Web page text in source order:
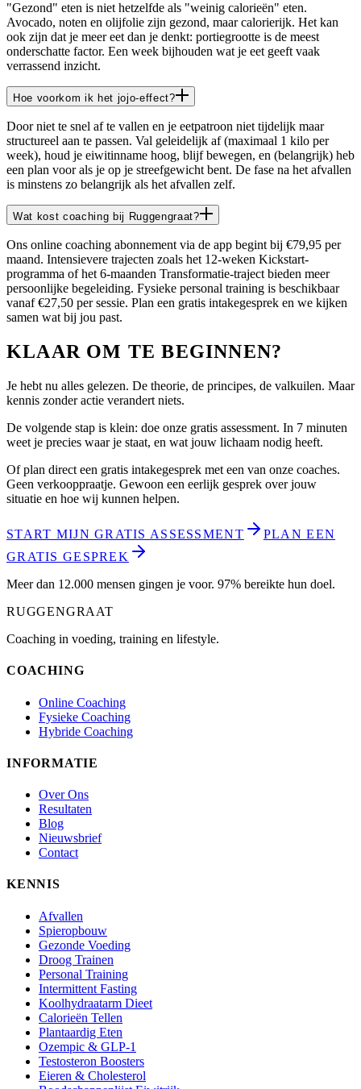
"Gezond" eten is niet hetzelfde als "weinig calorieën" eten.
Avocado, noten en olijfolie zijn gezond, maar calorierijk. Het kan
ook zijn dat je meer eet dan je denkt: portiegrootte is de meest
onderschatte factor. Een week bijhouden wat je eet geeft vaak
verrassend inzicht.
Hoe voorkom ik het jojo-effect?
Door niet te snel af te vallen en je eetpatroon niet tijdelijk maar
structureel aan te passen. Val geleidelijk af (maximaal 1 kilo per
week), houd je eiwitinname hoog, blijf bewegen, en (belangrijk) heb
een plan voor als je op je streefgewicht bent. De fase na het afvallen
is minstens zo belangrijk als het afvallen zelf.
Wat kost coaching bij Ruggengraat?
Ons online coaching abonnement via de app begint bij €79,95 per
maand. Intensievere trajecten zoals het 12-weken Kickstart-
programma of het 6-maanden Transformatie-traject bieden meer
persoonlijke begeleiding. Fysieke personal training is beschikbaar
vanaf €27,50 per sessie. Plan een gratis intakegesprek en we kijken
samen wat bij jou past.
KLAAR OM TE BEGINNEN?
Je hebt nu alles gelezen. De theorie, de principes, de valkuilen. Maar
kennis zonder actie verandert niets.
De volgende stap is klein: doe onze gratis assessment. In 7 minuten
weet je precies waar je staat, en wat jouw lichaam nodig heeft.
Of plan direct een gratis intakegesprek met een van onze coaches.
Geen verkooppraatje. Gewoon een eerlijk gesprek over jouw
situatie en hoe wij kunnen helpen.
START MIJN GRATIS ASSESSMENT
PLAN EEN
GRATIS GESPREK
Meer dan 12.000 mensen gingen je voor. 97% bereikte hun doel.
RUGGENGRAAT
Coaching in voeding, training en lifestyle.
COACHING
Online Coaching
Fysieke Coaching
Hybride Coaching
INFORMATIE
Over Ons
Resultaten
Blog
Nieuwsbrief
Contact
KENNIS
Afvallen
Spieropbouw
Gezonde Voeding
Droog Trainen
Personal Training
Intermittent Fasting
Koolhydraatarm Dieet
Calorieën Tellen
Plantaardig Eten
Ozempic & GLP-1
Testosteron Boosters
Eieren & Cholesterol